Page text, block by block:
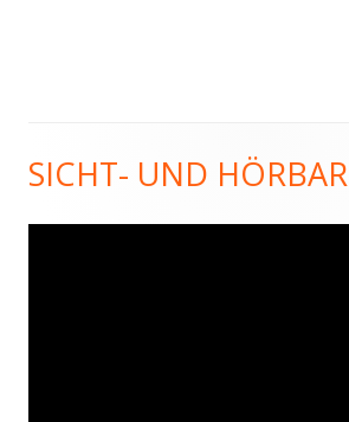
Haupt-
Seitenleiste
SICHT- UND HÖRBAR